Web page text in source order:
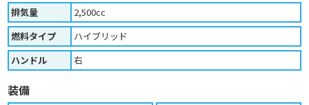
排気量
2,500cc
燃料タイプ
ハイブリッド
ハンドル
右
装備